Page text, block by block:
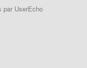
par UserEcho